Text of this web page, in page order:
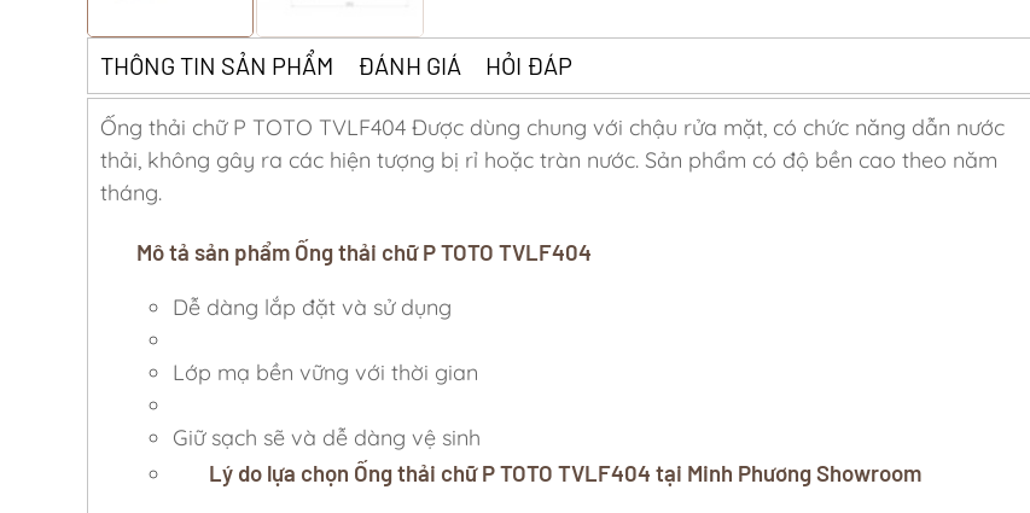
THÔNG TIN SẢN PHẨM ĐÁNH GIÁ HỎI ĐÁP
Ống thải chữ P TOTO TVLF404 Được dùng chung với chậu rửa mặt, có chức năng dẫn nước
thải, không gây ra các hiện tượng bị rỉ hoặc tràn nước. Sản phẩm có độ bền cao theo năm
tháng.
Mô tả sản phẩm Ống thải chữ P TOTO TVLF404
Dễ dàng lắp đặt và sử dụng
Lớp mạ bền vững với thời gian
Giữ sạch sẽ và dễ dàng vệ sinh
Lý do lựa chọn Ống thải chữ P TOTO TVLF404 tại Minh Phương Showroom